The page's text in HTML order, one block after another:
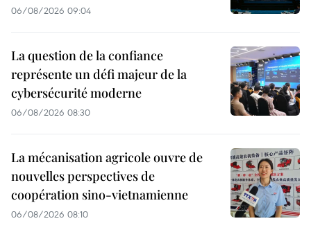
06/08/2026 09:04
La question de la confiance
représente un défi majeur de la
cybersécurité moderne
06/08/2026 08:30
La mécanisation agricole ouvre de
nouvelles perspectives de
coopération sino-vietnamienne
06/08/2026 08:10